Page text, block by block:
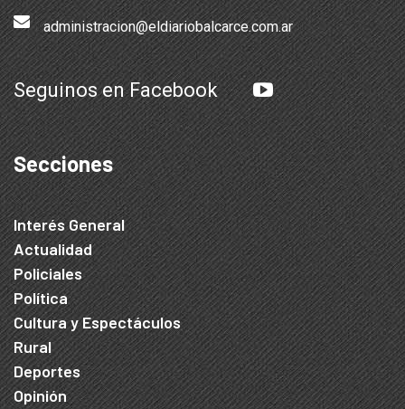
administracion@eldiariobalcarce.com.ar
Seguinos en Facebook
Secciones
Interés General
Actualidad
Policiales
Política
Cultura y Espectáculos
Rural
Deportes
Opinión